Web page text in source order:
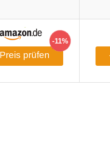
-11%
prüfen